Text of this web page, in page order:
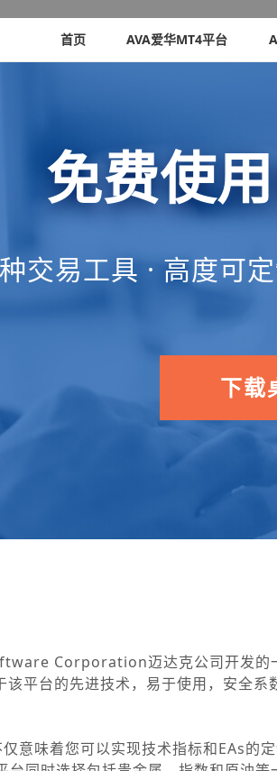
首页 AVA爱华MT4平台
免费使
交易工具 · 高度可
下载
Corporation迈达克公司开发的
平台的先进技术，易于使用，安全系
意味着您可以实现技术指标和EAs的